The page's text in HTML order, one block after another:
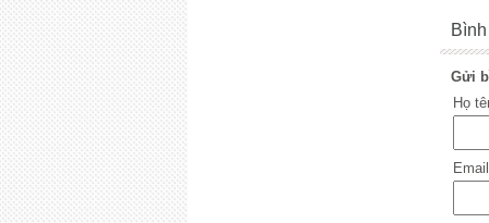
Gửi
Họ